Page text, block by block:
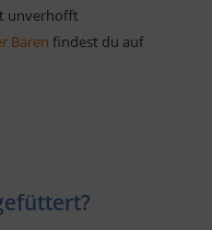
unverhofft
Bären findest du auf